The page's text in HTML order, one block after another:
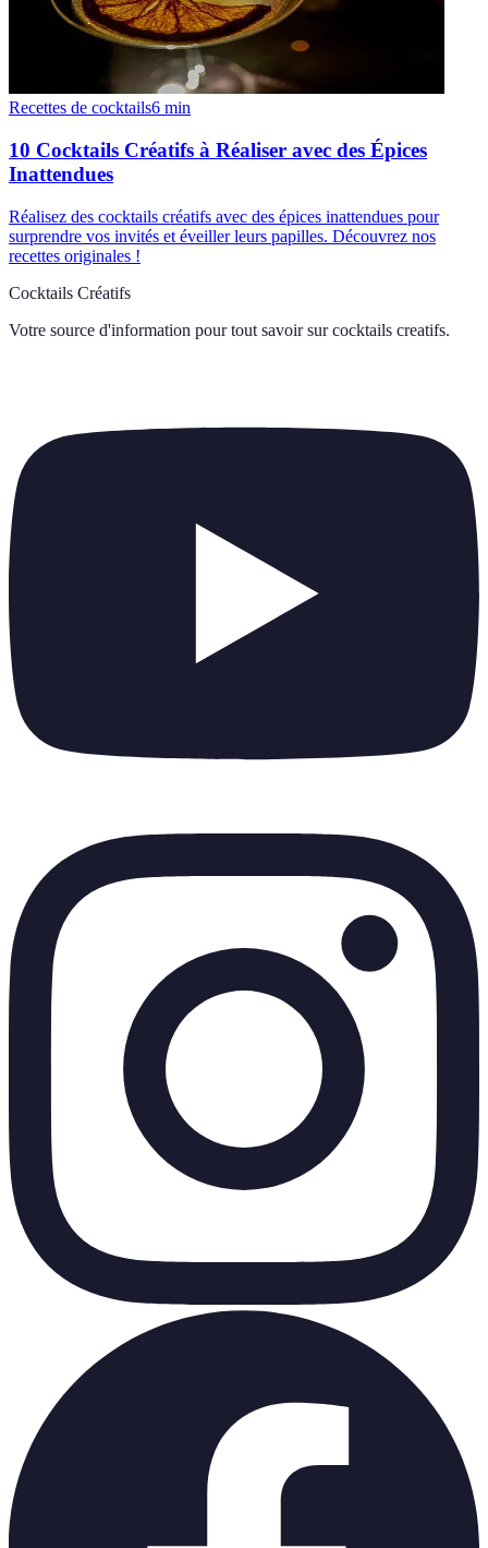
Recettes de cocktails6 min
10 Cocktails Créatifs à Réaliser avec des Épices
Inattendues
Réalisez des cocktails créatifs avec des épices inattendues pour
surprendre vos invités et éveiller leurs papilles. Découvrez nos
recettes originales !
Cocktails Créatifs
Votre source d'information pour tout savoir sur cocktails creatifs.